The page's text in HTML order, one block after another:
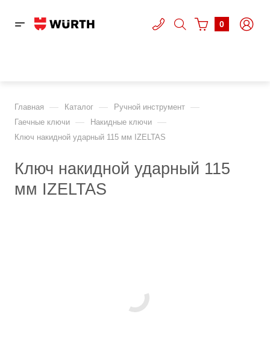
0
Главная — Каталог — Ручной инструмент —
Гаечные ключи — Накидные ключи —
Ключ накидной ударный 115 мм IZELTAS
Ключ накидной ударный 115
мм IZELTAS